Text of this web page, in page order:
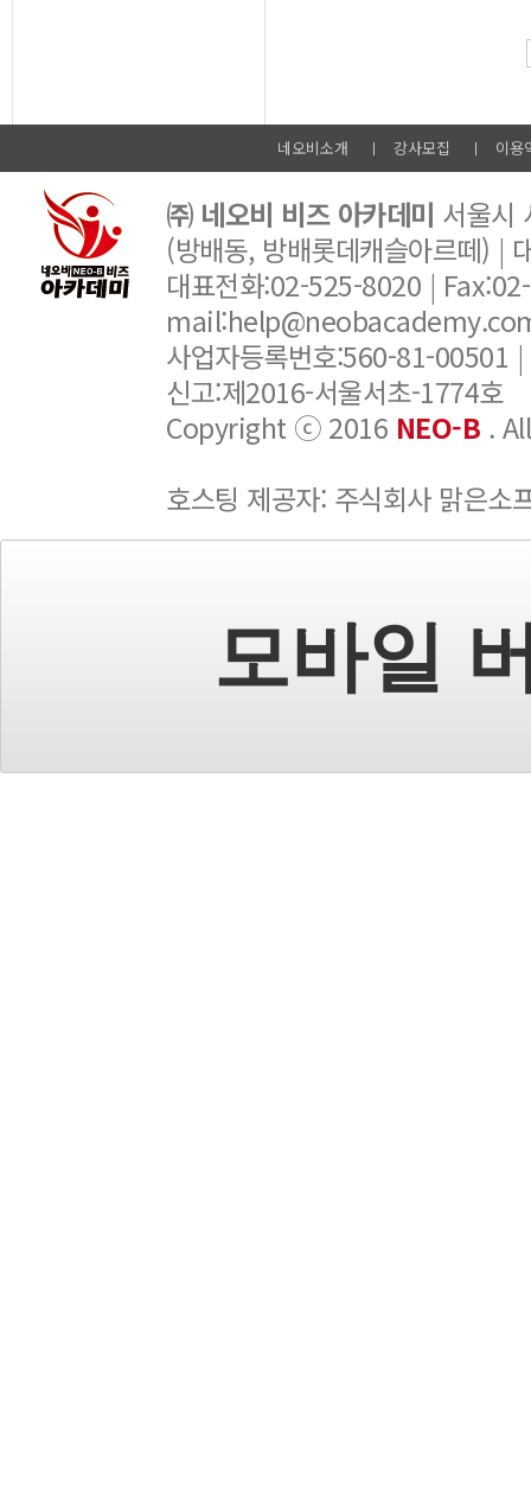
네오비소개 강사모집 이용
㈜ 네오비 비즈 아카데미 서울시
(방배동, 방배롯데캐슬아르떼) |
대표전화:02-525-8020 |
사업자등록번호:560-81-00501
신고:제2016-서울서초-1774호
Copyright ⓒ 2016 NEO-B .
호스팅 제공자: 주식회사 맑은소
모바일